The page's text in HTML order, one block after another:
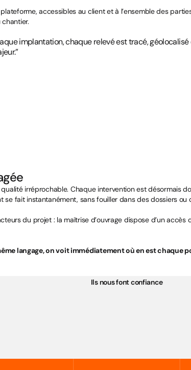
accessibles au client et à l’ensemble des
implantation, chaque relevé est tracé,
irréprochable. Chaque intervention est désormais
fait instantanément, sans fouiller dans des dossiers ou
du projet : la maîtrise d’ouvrage dispose d’un
langage, on voit immédiatement où en est
Ils nous font confiance